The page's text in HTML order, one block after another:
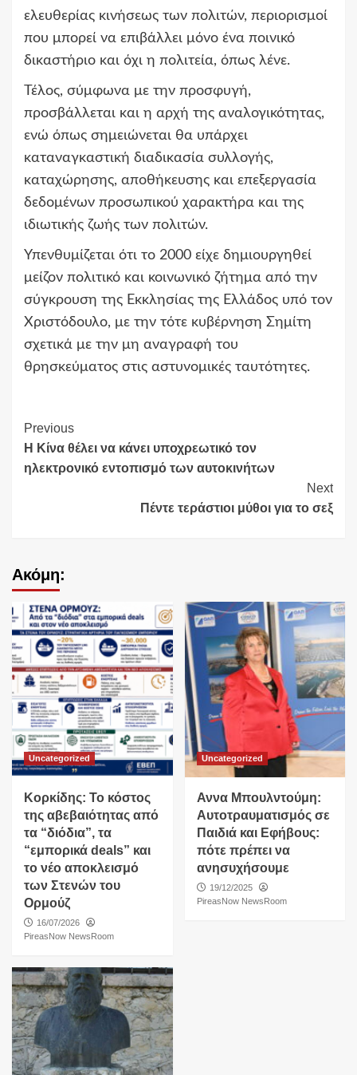
ελευθερίας κινήσεως των πολιτών, περιορισμοί
που μπορεί να επιβάλλει μόνο ένα ποινικό
δικαστήριο και όχι η πολιτεία, όπως λένε.
Τέλος, σύμφωνα με την προσφυγή,
προσβάλλεται και η αρχή της αναλογικότητας,
ενώ όπως σημειώνεται θα υπάρχει
καταναγκαστική διαδικασία συλλογής,
καταχώρησης, αποθήκευσης και επεξεργασία
δεδομένων προσωπικού χαρακτήρα και της
ιδιωτικής ζωής των πολιτών.
Υπενθυμίζεται ότι το 2000 είχε δημιουργηθεί
μείζον πολιτικό και κοινωνικό ζήτημα από την
σύγκρουση της Εκκλησίας της Ελλάδος υπό τον
Χριστόδουλο, με την τότε κυβέρνηση Σημίτη
σχετικά με την μη αναγραφή του
θρησκεύματος στις αστυνομικές ταυτότητες.
Continue
Reading
Previous
Η Κίνα θέλει να κάνει υποχρεωτικό τον
ηλεκτρονικό εντοπισμό των αυτοκινήτων
Next
Πέντε τεράστιοι μύθοι για το σεξ
Ακόμη:
Uncategorized
Κορκίδης: Το κόστος
της αβεβαιότητας από
τα “διόδια”, τα
“εμπορικά deals” και
το νέο αποκλεισμό
των Στενών του
Ορμούζ
16/07/2026
PireasNow NewsRoom
Uncategorized
Αννα Μπουλντούμη:
Αυτοτραυματισμός σε
Παιδιά και Εφήβους:
πότε πρέπει να
ανησυχήσουμε
19/12/2025
PireasNow NewsRoom